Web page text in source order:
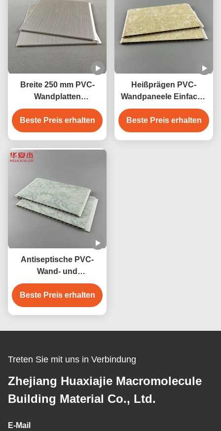
Breite 250 mm PVC-
Wandplatten
Feuchtigkeitsdichte
PVC-Deckenplatten 250
mmx5 mm
Beste Preis erhalten
Heißprägen PVC-
Wandpaneele Einfache
Installation Leicht
wasserdicht
Beste Preis erhalten
Antiseptische PVC-
Wand- und
Deckenplatten 250 mm
Breite Wasserdicht
Antikorrosive
Beste Preis erhalten
Treten Sie mit uns in Verbindung
Zhejiang Huaxiajie Macromolecule
Building Material Co., Ltd.
E-Mail